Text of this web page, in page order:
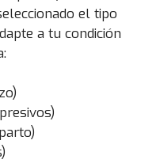
el tipo
a tu condición